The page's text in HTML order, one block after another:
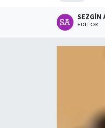
SEZGIN
EDITÖR